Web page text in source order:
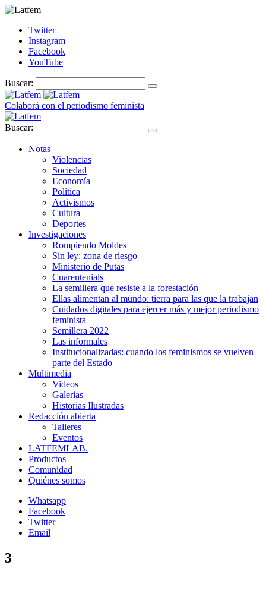
Twitter
Instagram
Facebook
YouTube
Buscar:
Colaborá con el periodismo feminista
Buscar:
Notas
Violencias
Sociedad
Economía
Política
Activismos
Cultura
Deportes
Investigaciones
Rompiendo Moldes
Sin ley: zona de riesgo
Ministerio de Putas
Cuarentenials
La semillera que resiste a la forestación
Ellas alimentan al mundo: tierra para las que la trabajan
Cuidados digitales para ejercer más y mejor periodismo
feminista
Semillera 2022
Las informales
Institucionalizadas: cuando los feminismos se vuelven
parte del Estado
Multimedia
Videos
Galerias
Historias Ilustradas
Redacción abierta
Talleres
Eventos
LATFEMLAB.
Productos
Comunidad
Quiénes somos
Whatsapp
Facebook
Twitter
Email
3